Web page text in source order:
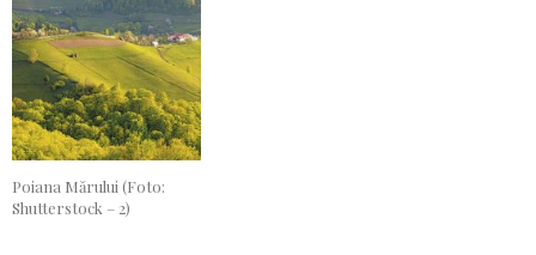
Poiana Mărului (Foto:
Shutterstock – 2)